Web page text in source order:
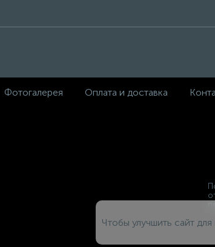
Фотогалерея Оплата и доставка
Чтобы улучшить сайт